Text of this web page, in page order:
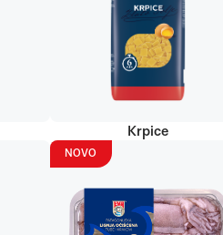
Krpice
NOVO